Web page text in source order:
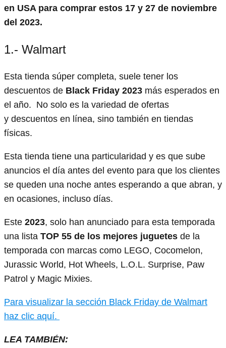
en USA para comprar estos 17 y 27 de noviembre
del 2023.
1.- Walmart
Esta tienda súper completa, suele tener los
descuentos de Black Friday 2023 más esperados en
el año. No solo es la variedad de ofertas
y descuentos en línea, sino también en tiendas
físicas.
Esta tienda tiene una particularidad y es que sube
anuncios el día antes del evento para que los clientes
se queden una noche antes esperando a que abran, y
en ocasiones, incluso días.
Este 2023, solo han anunciado para esta temporada
una lista TOP 55 de los mejores juguetes de la
temporada con marcas como LEGO, Cocomelon,
Jurassic World, Hot Wheels, L.O.L. Surprise, Paw
Patrol y Magic Mixies.
Para visualizar la sección Black Friday de Walmart
haz clic aquí.
LEA TAMBIÉN: